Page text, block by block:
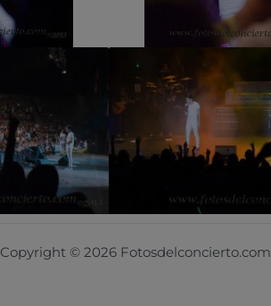
Copyright © 2026 Fotosdelconcierto.com